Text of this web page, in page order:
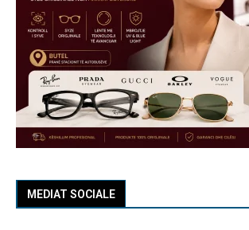
MEDIAT SOCIALE